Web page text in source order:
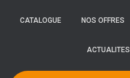
CATALOGUE NOS OFFRES
ACTUALITES